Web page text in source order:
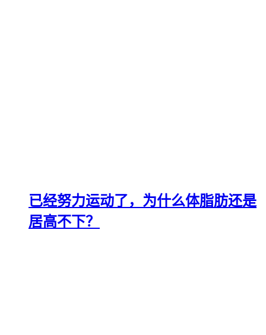
已经努力运动了，为什么体脂肪还是
居高不下？